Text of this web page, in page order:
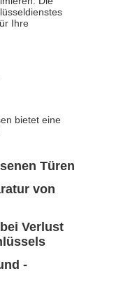
Ihre
bietet eine
Türen
von
Verlust
-